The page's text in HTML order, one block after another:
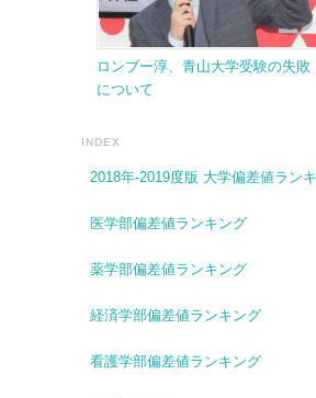
ロンブー淳、青山大学受験の失敗
について
INDEX
2018年-2019度版 大学偏差値ラン
医学部偏差値ランキング
薬学部偏差値ランキング
経済学部偏差値ランキング
看護学部偏差値ランキング